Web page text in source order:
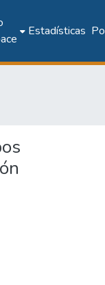
Estadísticas